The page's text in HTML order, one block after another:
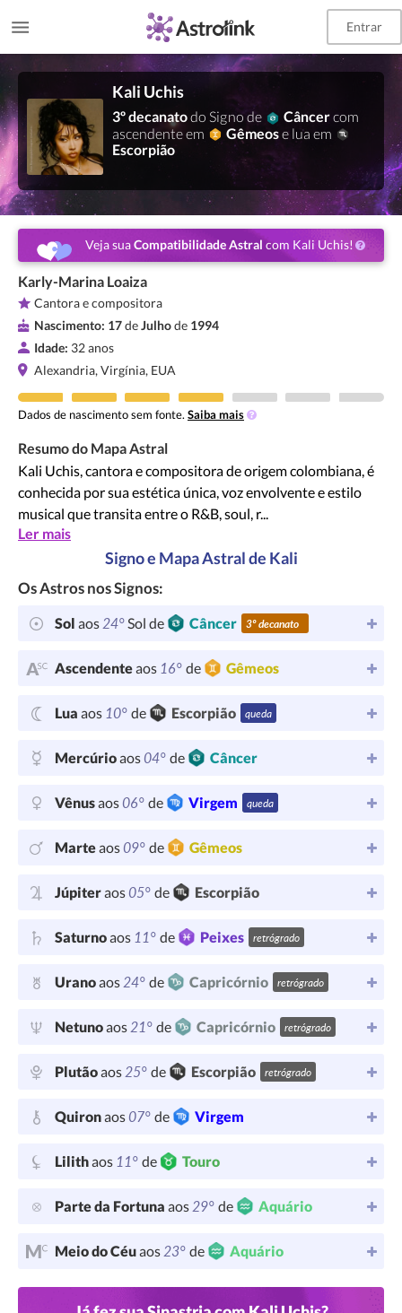
Entrar
Kali Uchis
3º decanatodo Signo de Câncercom
ascendente em
Gêmeose lua em
Escorpião
Veja suaCompatibilidade Astral com Kali Uchis!
Karly-Marina Loaiza
Cantora e compositora
Nascimento: 17deJulhode 1994
Idade: 32 anos
Alexandria, Virgínia, EUA
Dados de nascimento sem fonte. Saiba mais
Resumo do Mapa Astral
Kali Uchis, cantora e compositora de origem colombiana, é
conhecida por sua estética única, voz envolvente e estilo
musical que transita entre o R&B, soul, r...
Ler mais
Signo e Mapa Astral de Kali
Os Astros nos Signos:
Sol aos24°Sol de Câncer 3º decanato
Ascendenteaos 16° de Gêmeos
Lua aos 10° de Escorpião queda
Mercúrioaos04° de Câncer
Vênusaos06° de Virgem queda
Marteaos09° de Gêmeos
Júpiteraos05° de Escorpião
Saturnoaos 11° de Peixes retrógrado
Uranoaos24° de Capricórnio retrógrado
Netunoaos21° de Capricórnio retrógrado
Plutãoaos25° de Escorpião retrógrado
Quironaos07° de Virgem
Lilithaos 11° de Touro
Parte da Fortuna aos29° de Aquário
Meio do Céuaos23° de Aquário